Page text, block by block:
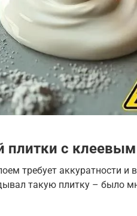
плитки с
требует аккуратности и
такую плитку – было